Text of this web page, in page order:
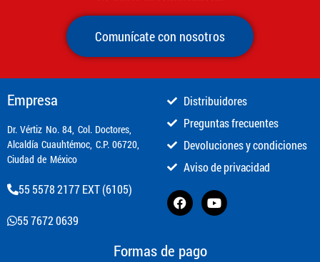
Comunícate con nosotros
Empresa
​Dr. Vértiz No. 84, Col. Doctores,
Alcaldía Cuauhtémoc, C.P. 06720,
Ciudad de México
55 5578 2177 EXT (6105)
55 7672 0639
Distribuidores
Preguntas frecuentes
Devoluciones y condiciones
Aviso de privacidad
Formas de pago